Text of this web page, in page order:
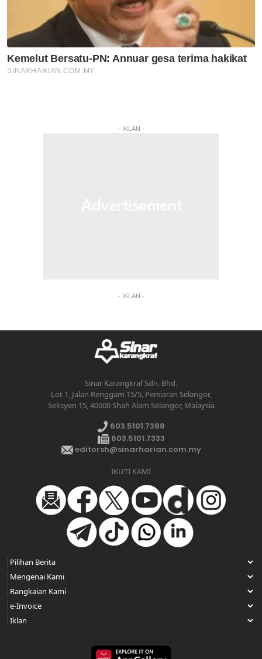
- IKLAN -
- IKLAN -
Sinar Karangkraf Sdn. Bhd.
Lot 1, Jalan Renggam 15/5, Persiaran Selangor,
Seksyen 15, 40000 Shah Alam Selangor, Malaysia
603.5101.7388
603.5101.7333
editorsh@sinarharian.com.my
IKUTI KAMI